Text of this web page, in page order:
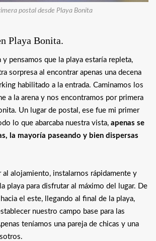
postal desde Playa Bonita
Playa Bonita.
y pensamos que la playa estaría repleta,
sorpresa al encontrar apenas una decena
habilitado a la entrada. Caminamos los
a la arena y nos encontramos por primera
Un lugar de postal, ese fue mi primer
lo que abarcaba nuestra vista, apenas se
la mayoría paseando y bien dispersas
al alojamiento, instalarnos rápidamente y
playa para disfrutar al máximo del lugar. De
el este, llegando al final de la playa,
nuestro campo base para las
teníamos una pareja de chicas y una